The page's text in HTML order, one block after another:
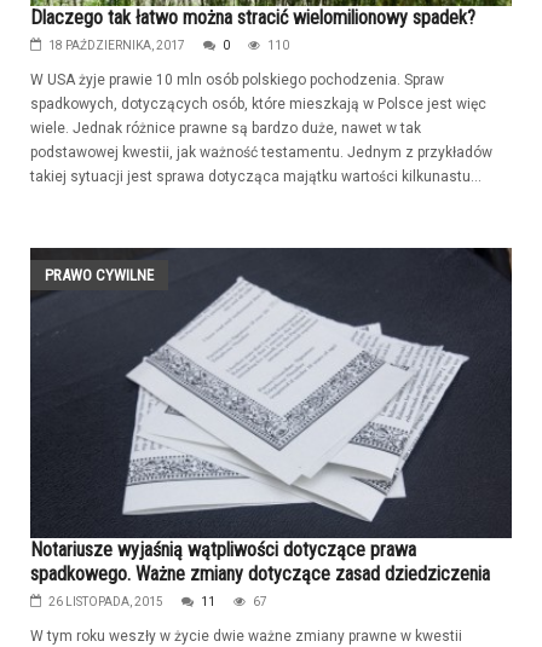
Dlaczego tak łatwo można stracić wielomilionowy spadek?
18 PAŹDZIERNIKA, 2017 0 110
W USA żyje prawie 10 mln osób polskiego pochodzenia. Spraw
spadkowych, dotyczących osób, które mieszkają w Polsce jest więc
wiele. Jednak różnice prawne są bardzo duże, nawet w tak
podstawowej kwestii, jak ważność testamentu. Jednym z przykładów
takiej sytuacji jest sprawa dotycząca majątku wartości kilkunastu...
PRAWO CYWILNE
Notariusze wyjaśnią wątpliwości dotyczące prawa
spadkowego. Ważne zmiany dotyczące zasad dziedziczenia
26 LISTOPADA, 2015 11 67
W tym roku weszły w życie dwie ważne zmiany prawne w kwestii